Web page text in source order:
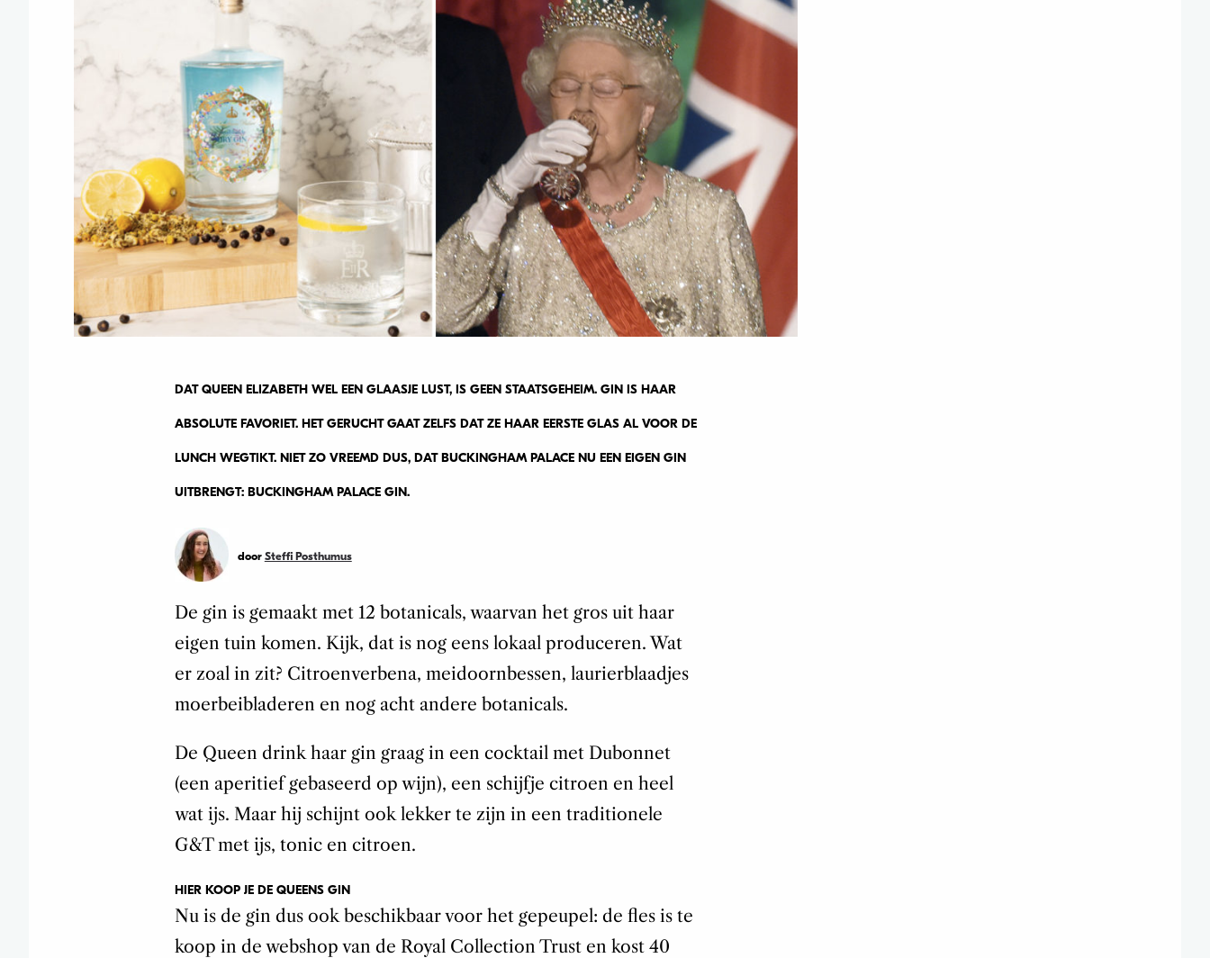
DAT QUEEN ELIZABETH WEL EEN GLAASJE LUST, IS GEEN STAATSGEHEIM. GIN IS HAAR
ABSOLUTE FAVORIET. HET GERUCHT GAAT ZELFS DAT ZE HAAR EERSTE GLAS AL VOOR DE
LUNCH WEGTIKT. NIET ZO VREEMD DUS, DAT BUCKINGHAM PALACE NU EEN EIGEN GIN
UITBRENGT: BUCKINGHAM PALACE GIN.
door Steffi Posthumus
De gin is gemaakt met 12 botanicals, waarvan het gros uit haar
eigen tuin komen. Kijk, dat is nog eens lokaal produceren. Wat
er zoal in zit? Citroenverbena, meidoornbessen, laurierblaadjes
moerbeibladeren en nog acht andere botanicals.
De Queen drink haar gin graag in een cocktail met Dubonnet
(een aperitief gebaseerd op wijn), een schijfje citroen en heel
wat ijs. Maar hij schijnt ook lekker te zijn in een traditionele
G&T met ijs, tonic en citroen.
HIER KOOP JE DE QUEENS GIN
Nu is de gin dus ook beschikbaar voor het gepeupel: de fles is te
koop in de webshop van de Royal Collection Trust en kost 40